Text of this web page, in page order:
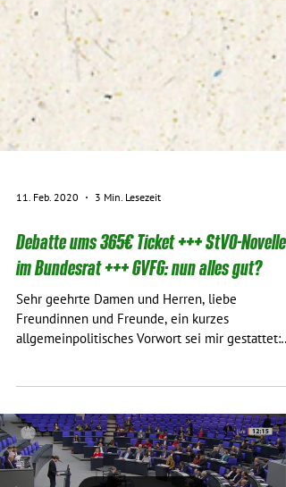
11. Feb. 2020 3 Min. Lesezeit
Debatte ums 365€ Ticket +++ StVO-Novelle
im Bundesrat +++ GVFG: nun alles gut?
Sehr geehrte Damen und Herren, liebe
Freundinnen und Freunde, ein kurzes